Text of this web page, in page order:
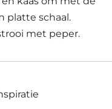
platte schaal.
met peper.